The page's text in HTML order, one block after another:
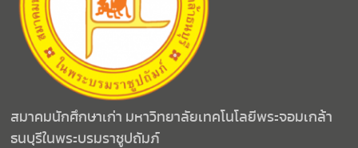
สมาคมนักศึกษาเก่า มหาวิทยาลัยเทคโนโลยีพระจอมเกล้า
ธนบุรีในพระบรมราชูปถัมภ์